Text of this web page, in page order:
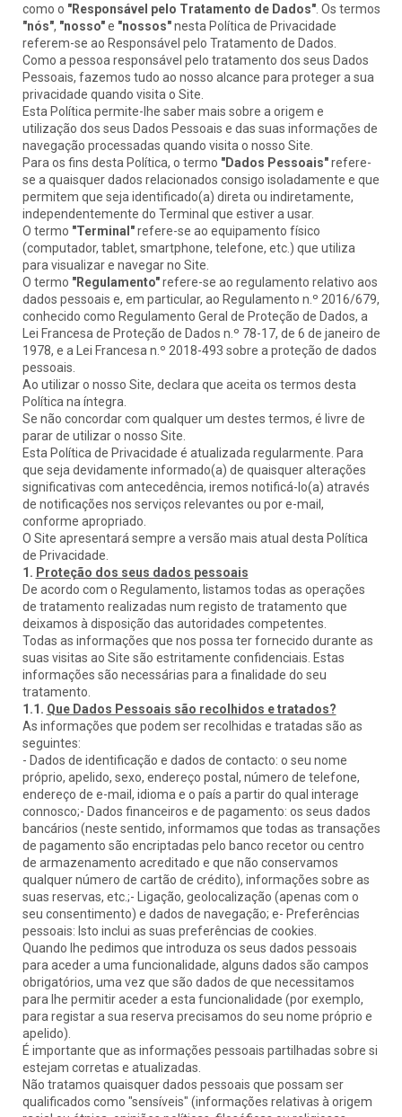
como o "Responsável pelo Tratamento de Dados". Os termos
"nós", "nosso"e "nossos"nesta Política de Privacidade
referem-se ao Responsável pelo Tratamento de Dados.
Como a pessoa responsável pelo tratamento dos seus Dados
Pessoais, fazemos tudo ao nosso alcance para proteger a sua
privacidade quando visita o Site.
Esta Política permite-lhe saber mais sobre a origem e
utilização dos seus Dados Pessoais e das suas informações de
navegação processadas quando visita o nosso Site.
Para os fins desta Política, o termo "Dados Pessoais"refere-
se a quaisquer dados relacionados consigo isoladamente e que
permitem que seja identificado(a) direta ou indiretamente,
independentemente do Terminal que estiver a usar.
O termo "Terminal"refere-se ao equipamento físico
(computador, tablet, smartphone, telefone, etc.) que utiliza
para visualizar e navegar no Site.
O termo "Regulamento"refere-se ao regulamento relativo aos
dados pessoais e, em particular, ao Regulamento n.º 2016/679,
conhecido como Regulamento Geral de Proteção de Dados, a
Lei Francesa de Proteção de Dados n.º 78-17, de 6 de janeiro de
1978, e a Lei Francesa n.º 2018-493 sobre a proteção de dados
pessoais.
Ao utilizar o nosso Site, declara que aceita os termos desta
Política na íntegra.
Se não concordar com qualquer um destes termos, é livre de
parar de utilizar o nosso Site.
Esta Política de Privacidade é atualizada regularmente. Para
que seja devidamente informado(a) de quaisquer alterações
significativas com antecedência, iremos notificá-lo(a) através
de notificações nos serviços relevantes ou por e-mail,
conforme apropriado.
O Site apresentará sempre a versão mais atual desta Política
de Privacidade.
1. Proteção dos seus dados pessoais
De acordo com o Regulamento, listamos todas as operações
de tratamento realizadas num registo de tratamento que
deixamos à disposição das autoridades competentes.
Todas as informações que nos possa ter fornecido durante as
suas visitas ao Site são estritamente confidenciais. Estas
informações são necessárias para a finalidade do seu
tratamento.
1.1. Que Dados Pessoais são recolhidos e tratados?
As informações que podem ser recolhidas e tratadas são as
seguintes:
- Dados de identificação e dados de contacto: o seu nome
próprio, apelido, sexo, endereço postal, número de telefone,
endereço de e-mail, idioma e o país a partir do qual interage
connosco;- Dados financeiros e de pagamento: os seus dados
bancários (neste sentido, informamos que todas as transações
de pagamento são encriptadas pelo banco recetor ou centro
de armazenamento acreditado e que não conservamos
qualquer número de cartão de crédito), informações sobre as
suas reservas, etc.;- Ligação, geolocalização (apenas com o
seu consentimento) e dados de navegação; e- Preferências
pessoais: Isto inclui as suas preferências de cookies.
Quando lhe pedimos que introduza os seus dados pessoais
para aceder a uma funcionalidade, alguns dados são campos
obrigatórios, uma vez que são dados de que necessitamos
para lhe permitir aceder a esta funcionalidade (por exemplo,
para registar a sua reserva precisamos do seu nome próprio e
apelido).
É importante que as informações pessoais partilhadas sobre si
estejam corretas e atualizadas.
Não tratamos quaisquer dados pessoais que possam ser
qualificados como "sensíveis" (informações relativas à origem